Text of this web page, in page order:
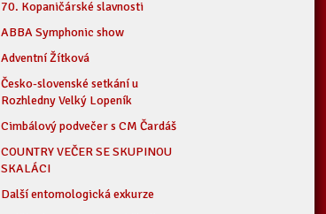
70. Kopaničárské slavnosti
ABBA Symphonic show
Adventní Žítková
Česko-slovenské setkání u
Rozhledny Velký Lopeník
Cimbálový podvečer s CM Čardáš
COUNTRY VEČER SE SKUPINOU
SKALÁCI
Další entomologická exkurze